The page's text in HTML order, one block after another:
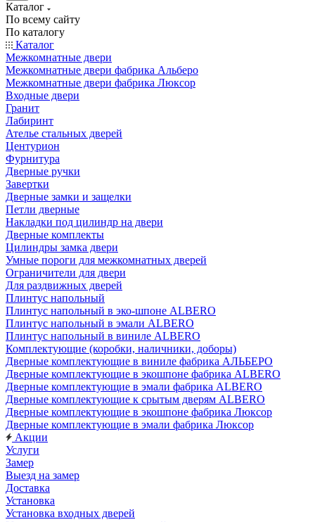
Каталог
По всему сайту
По каталогу
Каталог
Межкомнатные двери
Межкомнатные двери фабрика Альберо
Межкомнатные двери фабрика Люксор
Входные двери
Гранит
Лабиринт
Ателье стальных дверей
Центурион
Фурнитура
Дверные ручки
Завертки
Дверные замки и защелки
Петли дверные
Накладки под цилиндр на двери
Дверные комплекты
Цилиндры замка двери
Умные пороги для межкомнатных дверей
Ограничители для двери
Для раздвижных дверей
Плинтус напольный
Плинтус напольный в эко-шпоне ALBERO
Плинтус напольный в эмали ALBERO
Плинтус напольный в виниле ALBERO
Комплектующие (коробки, наличники, доборы)
Дверные комплектующие в виниле фабрика АЛЬБЕРО
Дверные комплектующие в экошпоне фабрика ALBERO
Дверные комплектующие в эмали фабрика ALBERO
Дверные комплектующие к срытым дверям ALBERO
Дверные комплектующие в экошпоне фабрика Люксор
Дверные комплектующие в эмали фабрика Люксор
Акции
Услуги
Замер
Выезд на замер
Доставка
Установка
Установка входных дверей